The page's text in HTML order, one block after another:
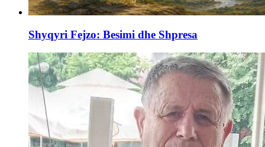
Shyqyri Fejzo: Besimi dhe Shpresa